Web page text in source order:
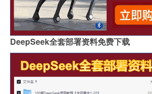
DeepSeek全套部署资料免费下载